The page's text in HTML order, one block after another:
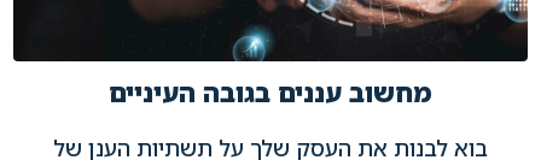
מחשוב עננים בגובה העיניים
בוא לבנות את העסק שלך על תשתיות הענן של